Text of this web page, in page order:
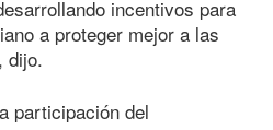
incentivos para
a proteger mejor a las
dijo.
participación del